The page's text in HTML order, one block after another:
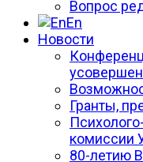
Вопрос
En
Новости
Гранты,
комиссии
80-летию